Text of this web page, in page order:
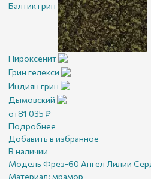
Балтик грин
Пироксенит
Грин гелекси
Индиян грин
Дымовский
от81 035 ₽
Подробнее
Добавить в избранное
В наличии
Модель Фрез-60 Ангел Лилии
Материал: мрамор